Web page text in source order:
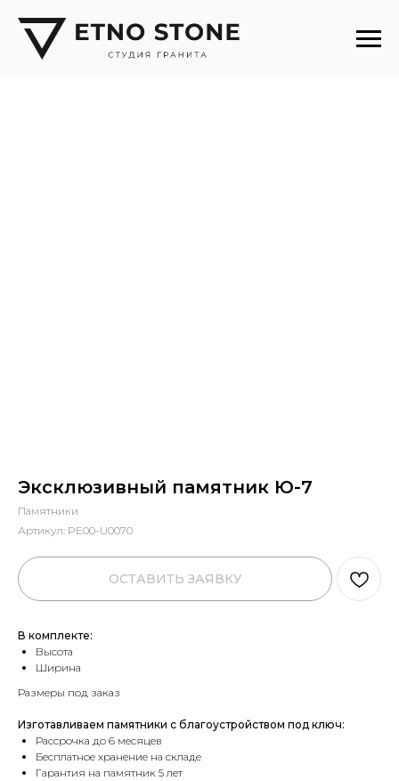
Эксклюзивный памятник Ю-7
Памятники
Артикул: PE00-U0070
ОСТАВИТЬ ЗАЯВКУ
В комплекте:
Высота
Ширина
Размеры под заказ
Изготавливаем памятники с благоустройством под ключ:
Рассрочка до 6 месяцев
Бесплатное хранение на складе
Гарантия на памятник 5 лет